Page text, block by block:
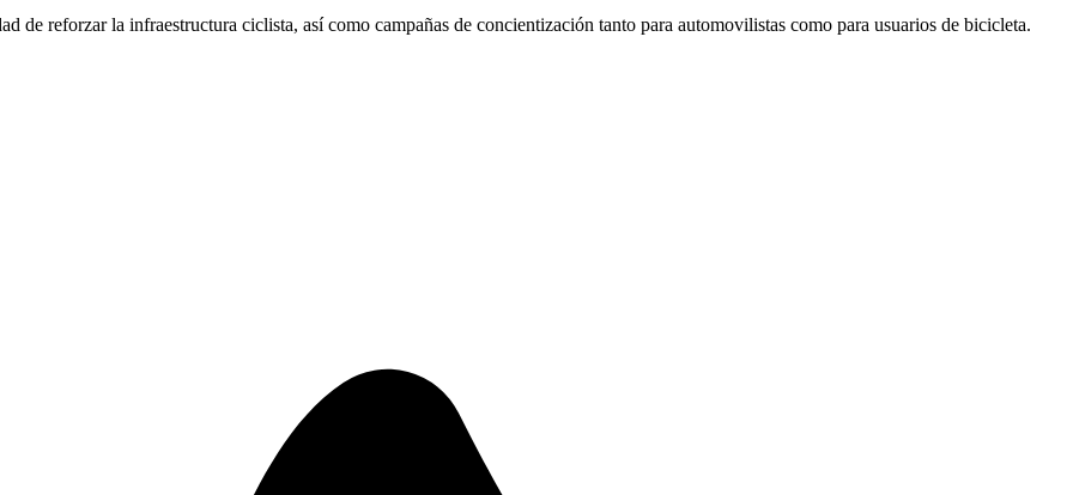
de reforzar la infraestructura ciclista, así como campañas de concientización tanto para automovilistas como para usuarios de bicicleta.